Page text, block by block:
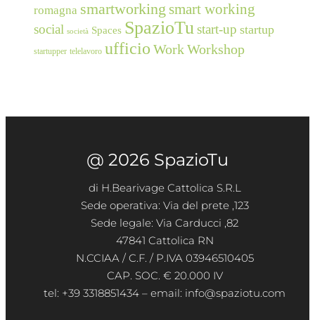
romagna smartworking smart working
social società Spaces SpazioTustart-up startup
startupper telelavoro ufficio WorkWorkshop
@ 2026 SpazioTu
di H.Bearivage Cattolica S.R.L
Sede operativa: Via del prete ,123
Sede legale: Via Carducci ,82
47841 Cattolica RN
N.CCIAA / C.F. / P.IVA 03946510405
CAP. SOC. € 20.000 IV
tel: +39 3318851434 – email: info@spaziotu.com